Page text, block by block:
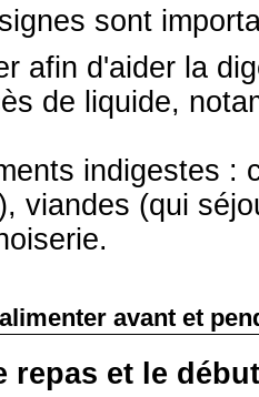
sont
afin d'aider la
de liquide,
indigestes :
viandes (qui
avant et
repas et le